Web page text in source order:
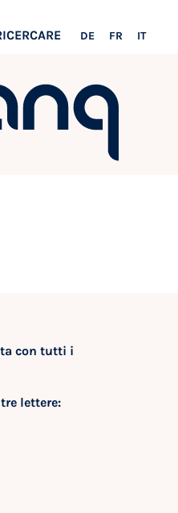
DE FR IT
con tutti i
lettere: